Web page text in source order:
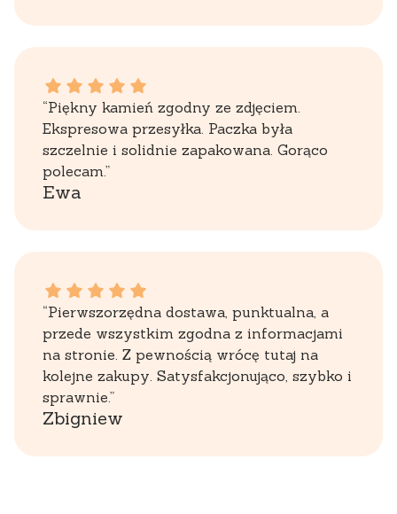
Ewa dał ocenę: 5
“Piękny kamień zgodny ze zdjęciem.
Ekspresowa przesyłka. Paczka była
szczelnie i solidnie zapakowana. Gorąco
polecam.”
Ewa
Zbigniew dał ocenę: 5
“Pierwszorzędna dostawa, punktualna, a
przede wszystkim zgodna z informacjami
na stronie. Z pewnością wrócę tutaj na
kolejne zakupy. Satysfakcjonująco, szybko i
sprawnie.”
Zbigniew